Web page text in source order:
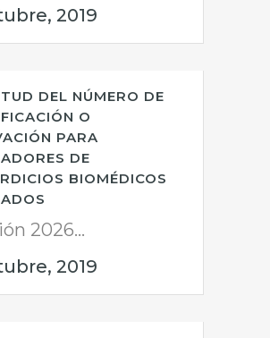
2019
DEL NÚMERO DE
O
PARA
DE
BIOMÉDICOS
2026...
2019